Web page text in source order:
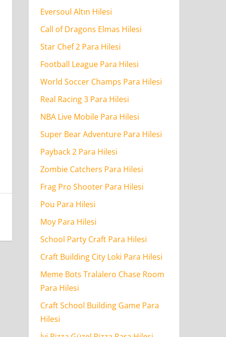
Eversoul Altın Hilesi
Call of Dragons Elmas Hilesi
Star Chef 2 Para Hilesi
Football League Para Hilesi
World Soccer Champs Para Hilesi
Real Racing 3 Para Hilesi
NBA Live Mobile Para Hilesi
Super Bear Adventure Para Hilesi
Payback 2 Para Hilesi
Zombie Catchers Para Hilesi
Frag Pro Shooter Para Hilesi
Pou Para Hilesi
Moy Para Hilesi
School Party Craft Para Hilesi
Craft Building City Loki Para Hilesi
Meme Bots Tralalero Chase Room
Para Hilesi
Craft School Building Game Para
Hilesi